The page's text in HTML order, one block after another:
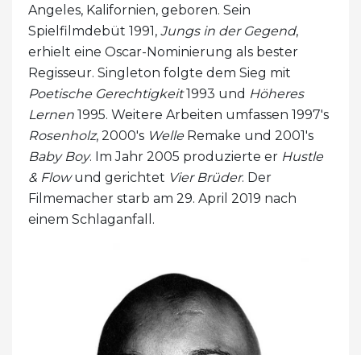
Angeles, Kalifornien, geboren. Sein
Spielfilmdebüt 1991, Jungs in der Gegend,
erhielt eine Oscar-Nominierung als bester
Regisseur. Singleton folgte dem Sieg mit
Poetische Gerechtigkeit1993 und Höheres
Lernen 1995. Weitere Arbeiten umfassen 1997's
Rosenholz, 2000's Welle Remake und 2001's
Baby Boy. Im Jahr 2005 produzierte er Hustle
& Flowund gerichtet Vier Brüder. Der
Filmemacher starb am 29. April 2019 nach
einem Schlaganfall.